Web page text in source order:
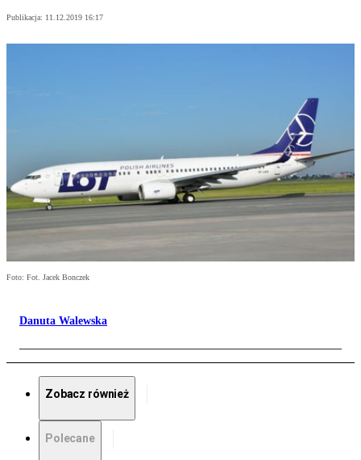
Publikacja: 11.12.2019 16:17
Foto: Fot. Jacek Bonczek
Danuta Walewska
Zobacz również
Polecane